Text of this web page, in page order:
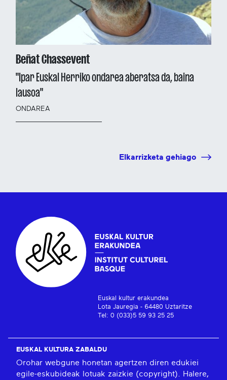
Beñat Chassevent
"Ipar Euskal Herriko ondarea aberatsa da, baina
lausoa"
ONDAREA
Elkarrizketa gehiago
Euskal kultur erakundea
Lota Jauregia - 64480 Uztaritze
Tel: 0 (033)5 59 93 25 25
EUSKAL KULTURA ZABALDU
Orohar webgune honetan agertzen diren edukiei
egile-eskubideak lotuak zaizkie (copyright). Halere,